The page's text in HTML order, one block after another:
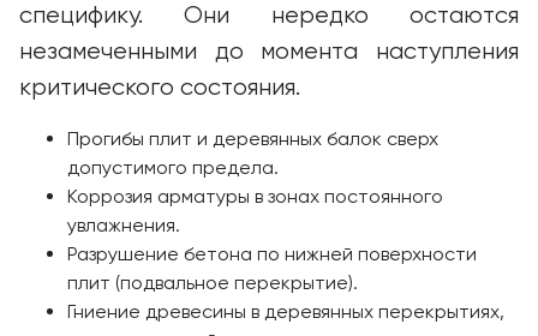
специфику. Они нередко остаются
незамеченными до момента наступления
критического состояния.
Прогибы плит и деревянных балок сверх
допустимого предела.
Коррозия арматуры в зонах постоянного
увлажнения.
Разрушение бетона по нижней поверхности
плит (подвальное перекрытие).
Гниение древесины в деревянных перекрытиях,